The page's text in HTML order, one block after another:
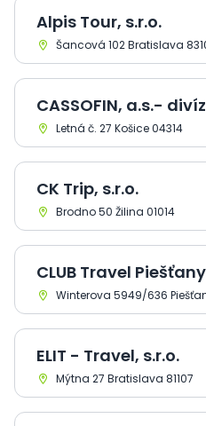
Alpis Tour, s.r.o.
Šancová 102 Bratislava
CASSOFIN, a.s.-
Letná č. 27 Košice 04314
CK Trip, s.r.o.
Brodno 50 Žilina 01014
CLUB Travel
Winterova 5949/636
ELIT - Travel, s.r.o.
Mýtna 27 Bratislava 81107